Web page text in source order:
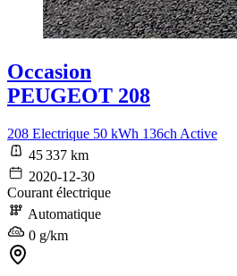
Occasion
PEUGEOT 208
208 Electrique 50 kWh 136ch Active
45 337 km
2020-12-30
Courant électrique
Automatique
0 g/km